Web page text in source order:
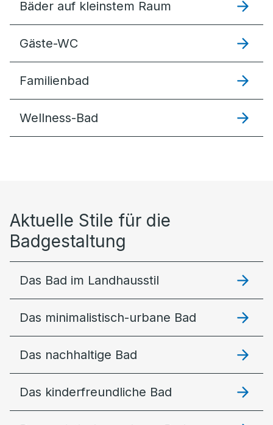
Bäder auf kleinstem Raum
Gäste-WC
Familienbad
Wellness-Bad
Aktuelle Stile für die
Badgestaltung
Das Bad im Landhausstil
Das minimalistisch-urbane Bad
Das nachhaltige Bad
Das kinderfreundliche Bad